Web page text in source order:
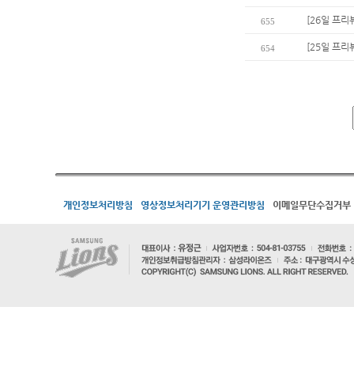
655 [26일 프리
654 [25일 프리
개인정보처리방침 영상정보처리기기 운영관리방침 이메일무단수집거부